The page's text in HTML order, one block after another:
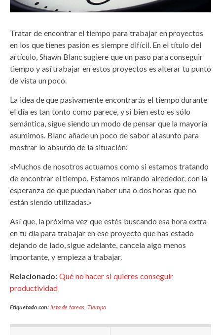
Tratar de encontrar el tiempo para trabajar en proyectos
en los que tienes pasión es siempre difícil. En el título del
artículo, Shawn Blanc sugiere que un paso para conseguir
tiempo y así trabajar en estos proyectos es alterar tu punto
de vista un poco.
La idea de que pasivamente encontrarás el tiempo durante
el día es tan tonto como parece, y si bien esto es sólo
semántica, sigue siendo un modo de pensar que la mayoría
asumimos. Blanc añade un poco de sabor al asunto para
mostrar lo absurdo de la situación:
«Muchos de nosotros actuamos como si estamos tratando
de encontrar el tiempo. Estamos mirando alrededor, con la
esperanza de que puedan haber una o dos horas que no
están siendo utilizadas.»
Así que, la próxima vez que estés buscando esa hora extra
en tu día para trabajar en ese proyecto que has estado
dejando de lado, sigue adelante, cancela algo menos
importante, y empieza a trabajar.
Relacionado: Qué no hacer si quieres conseguir
productividad
Etiquetado con: lista de tareas,Tiempo